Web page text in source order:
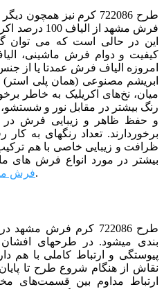
طرح 722086 کرم
نیز همچون
فرش مشهد از
این در حالی است که می توان
کیفیت و دوام فرش ماشینی،
امروزه الیاف فرش عمدتا یا از
ابریشم مصنوعی (همان پلی استر)
میان، نخ‌های اکریلیک به خاطر
رنگ بیشتر در مقابل نور و
و حفظ ظاهر و زیبایی فرش در
ظرافت و زیبایی خاصی با هم
بیشتر در مورد انواع فرش های
فرشمراجعه کنید.
طرح 722086 کرم فرش
بندی می­شود.در طرح­های افشان
پيوستگی و ارتباط كاملی با هم
نقاش از هنگام شروع طرح تا
ارتباط مداوم بين قسمت‌های